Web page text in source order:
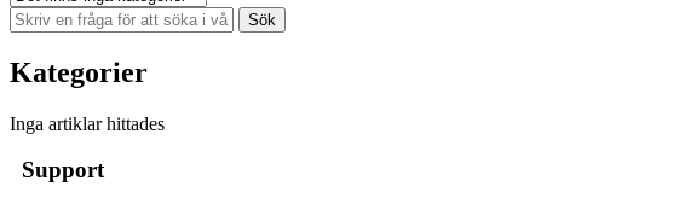
Kategorier
Inga artiklar hittades
Support